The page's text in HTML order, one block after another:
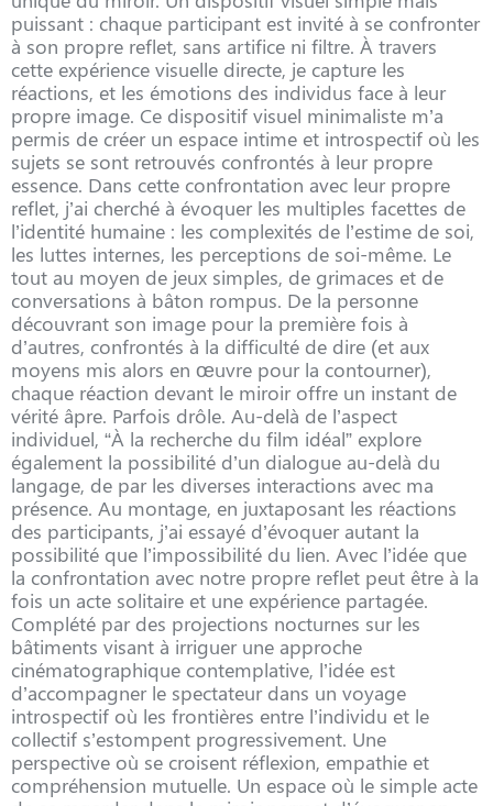
puissant : chaque participant est invité à se confronter
à son propre reflet, sans artifice ni filtre. À travers
cette expérience visuelle directe, je capture les
réactions, et les émotions des individus face à leur
propre image. Ce dispositif visuel minimaliste m’a
permis de créer un espace intime et introspectif où les
sujets se sont retrouvés confrontés à leur propre
essence. Dans cette confrontation avec leur propre
reflet, j’ai cherché à évoquer les multiples facettes de
l’identité humaine : les complexités de l’estime de soi,
les luttes internes, les perceptions de soi-même. Le
tout au moyen de jeux simples, de grimaces et de
conversations à bâton rompus. De la personne
découvrant son image pour la première fois à
d’autres, confrontés à la difficulté de dire (et aux
moyens mis alors en œuvre pour la contourner),
chaque réaction devant le miroir offre un instant de
vérité âpre. Parfois drôle. Au-delà de l’aspect
individuel, “À la recherche du film idéal” explore
également la possibilité d’un dialogue au-delà du
langage, de par les diverses interactions avec ma
présence. Au montage, en juxtaposant les réactions
des participants, j’ai essayé d’évoquer autant la
possibilité que l’impossibilité du lien. Avec l’idée que
la confrontation avec notre propre reflet peut être à la
fois un acte solitaire et une expérience partagée.
Complété par des projections nocturnes sur les
bâtiments visant à irriguer une approche
cinématographique contemplative, l’idée est
d’accompagner le spectateur dans un voyage
introspectif où les frontières entre l’individu et le
collectif s’estompent progressivement. Une
perspective où se croisent réflexion, empathie et
compréhension mutuelle. Un espace où le simple acte